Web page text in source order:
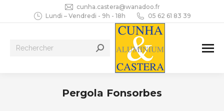
cunha.castera@wanadoo.fr
Lundi – Vendredi - 9h - 18h
05 62 61 83 39
Recherche
Pergola Fonsorbes